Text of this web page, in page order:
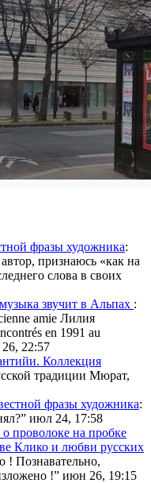
фразы художника:
признаюсь «как на
слова в своих
звучит в Альпах :
amie Лилия
en 1991 au
22:57
Коллекция
традиции Мюрат,
фразы художника:
” июл 24, 17:58
о проволоке на пробке
Клико и любви русских
! Познавательно,
!” июн 26, 19:15